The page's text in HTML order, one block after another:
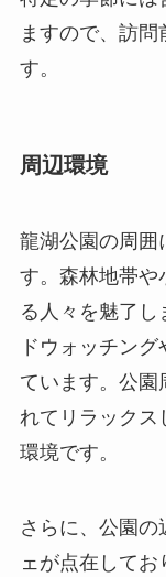
龍湖公園の周
ドウォッチング
れてリラックス
環境です。
さらに、公園
ェが点在してお
満たしています
レストランは、
るホテルやゲ
観光スポット